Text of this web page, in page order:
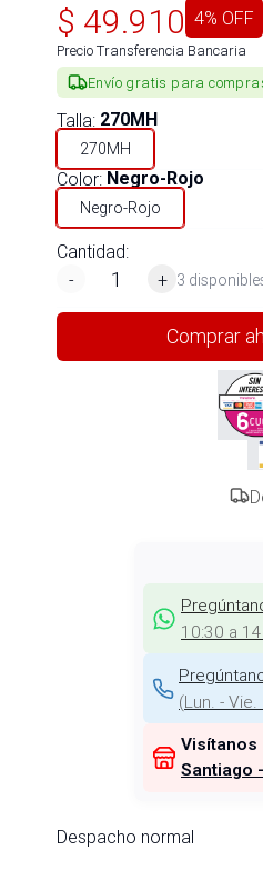
$ 49.910 4% OFF
Precio Transferencia Bancaria
Envío gratis para
Talla: 270MH
270MH
Color: Negro-Rojo
Negro-Rojo
Cantidad:
-
+ 3
Comprar
10:30 a
(Lun. -
Visítanos
Santiago
Despacho normal